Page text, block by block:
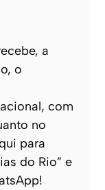
a
o
com
no
para
do Rio” e